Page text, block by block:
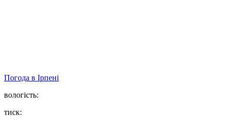
Погода в Ірпені
вологість:
тиск: